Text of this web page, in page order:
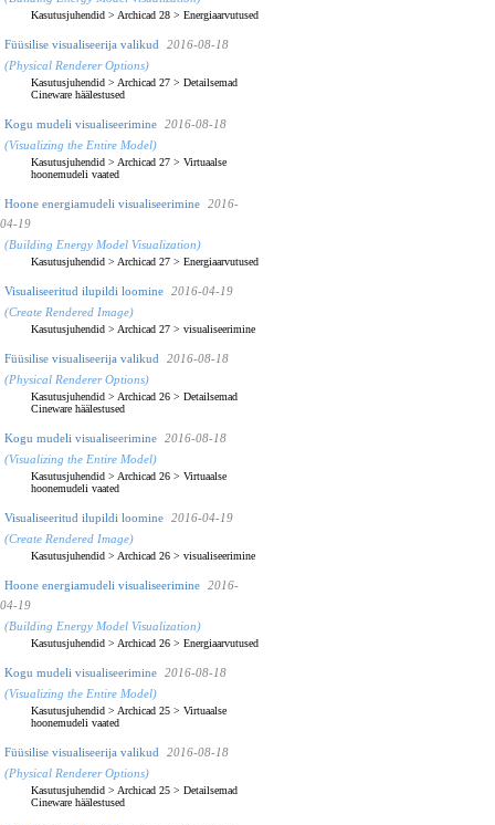
Kasutusjuhendid > Archicad 28 > Energiaarvutused
Füüsilise visualiseerija valikud
2016-08-18
(Physical Renderer Options)
Kasutusjuhendid > Archicad 27 > Detailsemad
Cineware häälestused
Kogu mudeli visualiseerimine
2016-08-18
(Visualizing the Entire Model)
Kasutusjuhendid > Archicad 27 > Virtuaalse
hoonemudeli vaated
Hoone energiamudeli visualiseerimine
2016-
04-19
(Building Energy Model Visualization)
Kasutusjuhendid > Archicad 27 > Energiaarvutused
Visualiseeritud ilupildi loomine
2016-04-19
(Create Rendered Image)
Kasutusjuhendid > Archicad 27 > visualiseerimine
Füüsilise visualiseerija valikud
2016-08-18
(Physical Renderer Options)
Kasutusjuhendid > Archicad 26 > Detailsemad
Cineware häälestused
Kogu mudeli visualiseerimine
2016-08-18
(Visualizing the Entire Model)
Kasutusjuhendid > Archicad 26 > Virtuaalse
hoonemudeli vaated
Visualiseeritud ilupildi loomine
2016-04-19
(Create Rendered Image)
Kasutusjuhendid > Archicad 26 > visualiseerimine
Hoone energiamudeli visualiseerimine
2016-
04-19
(Building Energy Model Visualization)
Kasutusjuhendid > Archicad 26 > Energiaarvutused
Kogu mudeli visualiseerimine
2016-08-18
(Visualizing the Entire Model)
Kasutusjuhendid > Archicad 25 > Virtuaalse
hoonemudeli vaated
Füüsilise visualiseerija valikud
2016-08-18
(Physical Renderer Options)
Kasutusjuhendid > Archicad 25 > Detailsemad
Cineware häälestused